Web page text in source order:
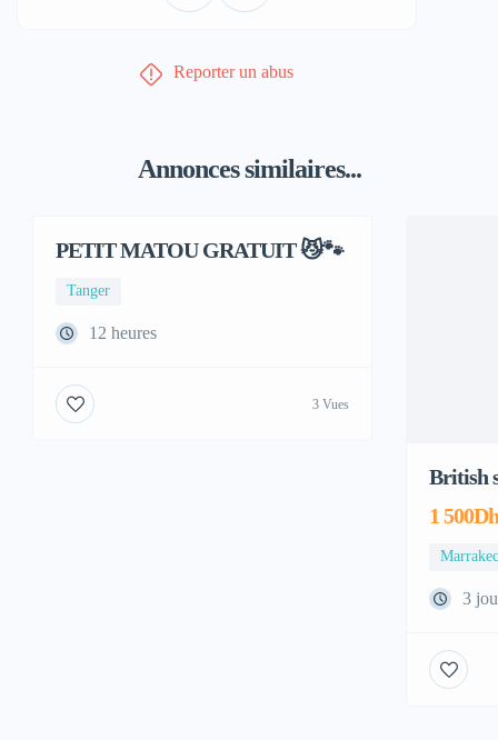
Reporter un abus
Annonces similaires...
Adoption
PETIT MATOU GRATUIT 😼🐾
Tanger
12 heures
3 Vues
British
1
3